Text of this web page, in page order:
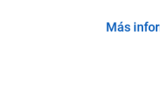
Más